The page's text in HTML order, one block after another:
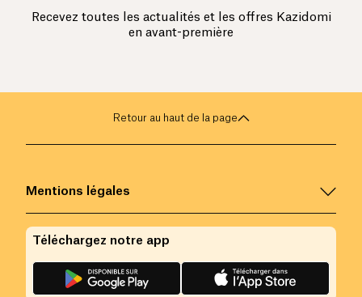
Recevez toutes les actualités et les offres Kazidomi
en avant-première
Retour au haut de la page
Mentions légales
Téléchargez notre app